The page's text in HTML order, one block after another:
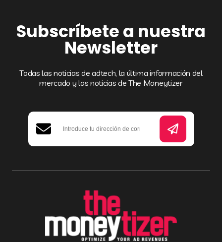
Subscríbete a nuestra
Newsletter
Todas las noticias de adtech, la última información del
mercado y las noticias de The Moneytizer